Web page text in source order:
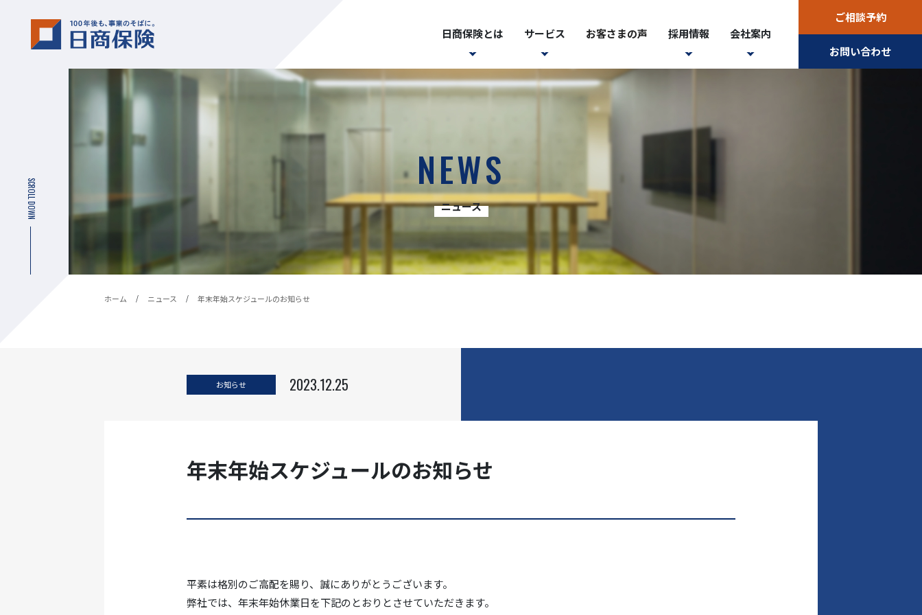
日商保険とは サービス お客さまの声 採用情報 会社案内
ご相談予約
お問い合わせ
SCROLL DOWN
NEWS
ニュース
ホーム ニュース 年末年始スケジュールのお知らせ
お知らせ 2023.12.25
年末年始スケジュールのお知らせ
平素は格別のご高配を賜り、誠にありがとうございます。
弊社では、年末年始休業日を下記のとおりとさせていただきます。